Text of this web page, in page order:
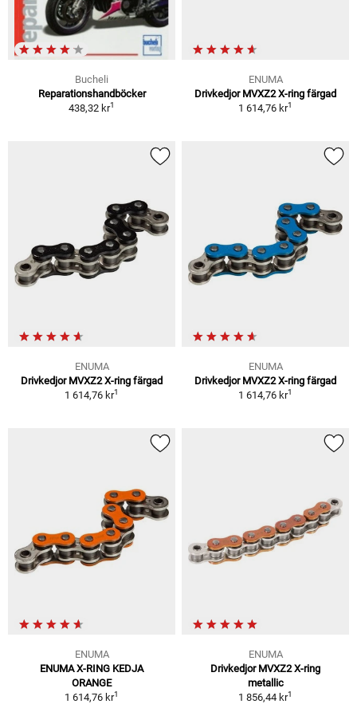
Bucheli
Reparationshandböcker
438,32 kr1
ENUMA
Drivkedjor MVXZ2 X-ring färgad
1 614,76 kr1
ENUMA
Drivkedjor MVXZ2 X-ring färgad
1 614,76 kr1
ENUMA
Drivkedjor MVXZ2 X-ring färgad
1 614,76 kr1
ENUMA
ENUMA X-RING KEDJA
ORANGE
1 614,76 kr1
ENUMA
Drivkedjor MVXZ2 X-ring
metallic
1 856,44 kr1